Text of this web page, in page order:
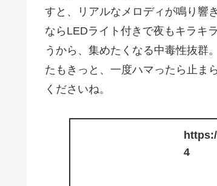
すと、リアルなメロディが鳴り響
ならLEDライト付きで夜もキラキ
うから、集めたくなる中毒性抜
たもきっと、一度ハマったら止ま
くださいね。
4